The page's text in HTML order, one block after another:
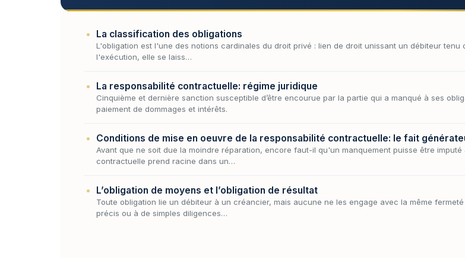
La classification des obligations
L'obligation est l'une des notions cardinales du droit privé : lien de droit unissant un débiteur
l'exécution, elle se laiss…
La responsabilité contractuelle: régime juridique
Cinquième et dernière sanction susceptible d’être encourue par la partie qui a manqué à ses
paiement de dommages et intérêts.
Conditions de mise en oeuvre de la responsabilité contractuelle: le fait
Avant que ne soit due la moindre réparation, encore faut-il qu'un manquement puisse être
contractuelle prend racine dans un…
L’obligation de moyens et l’obligation de résultat
Toute obligation lie un débiteur à un créancier, mais aucune ne les engage avec la même
précis ou à de simples diligences…